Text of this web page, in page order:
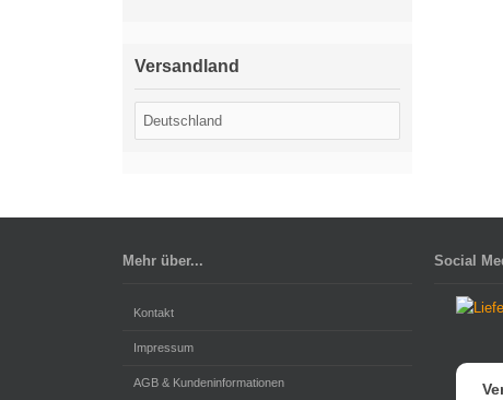
Versandland
Mehr über...
Kontakt
Impressum
AGB & Kundeninformationen
Social